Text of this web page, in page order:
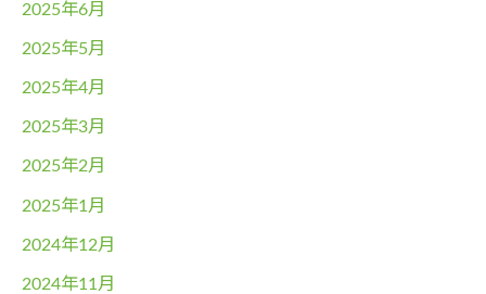
2025年6月
2025年5月
2025年4月
2025年3月
2025年2月
2025年1月
2024年12月
2024年11月